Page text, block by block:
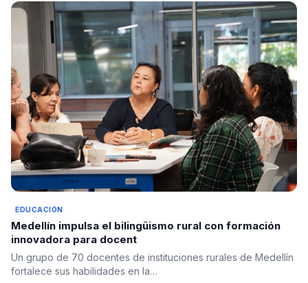
EDUCACIÓN
Medellín impulsa el bilingüismo rural con formación
innovadora para docent
Un grupo de 70 docentes de instituciones rurales de Medellín
fortalece sus habilidades en la…